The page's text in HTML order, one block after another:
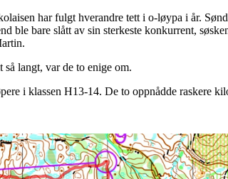
har fulgt hverandre tett i o-løypa i år.
ble bare slått av sin sterkeste konkurrent,
langt, var de to enige om.
i klassen H13-14. De to oppnådde raskere